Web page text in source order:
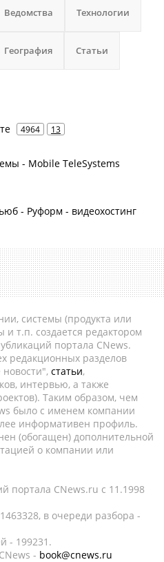
Ведомства Технологии
География Статьи
4964 13
- Mobile TeleSystems
- Руформ - видеохостинг
системы (продукта или
и т.п. создается редактором
портала CNews.
редакционных разделов
статьи,
интервью, а также
Таким образом, чем
было с именем компании
информативен профиль.
(обогащен) дополнительной
о компании или
портала CNews.ru c 11.1998
в очереди разбора -
- 199231.
- book@cnews.ru